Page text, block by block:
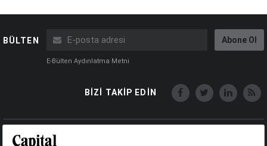
BÜLTEN Abone Ol
E-Bülten Aydınlatma Metni
BİZİ TAKİP EDİN